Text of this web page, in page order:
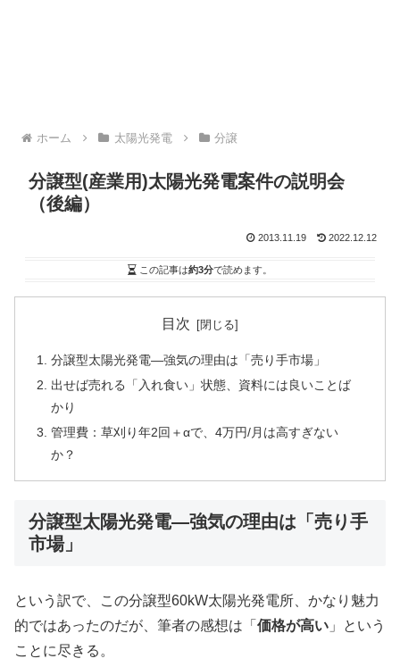
ホーム 太陽光発電 分譲
分譲型(産業用)太陽光発電案件の説明会
（後編）
2013.11.19 2022.12.12
この記事は約3分で読めます。
目次
分譲型太陽光発電―強気の理由は「売り手市場」
出せば売れる「入れ食い」状態、資料には良いことば
かり
管理費：草刈り年2回＋αで、4万円/月は高すぎない
か？
分譲型太陽光発電―強気の理由は「売り手
市場」
という訳で、この分譲型60kW太陽光発電所、かなり魅力
的ではあったのだが、筆者の感想は「 価格が高い 」という
ことに尽きる。